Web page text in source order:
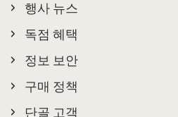
연락처
고객 센터
행사 뉴스
독점 혜택